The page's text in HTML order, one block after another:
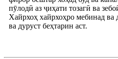
пӯлодӣ аз ҷиҳати тозагӣ ва
Хайрхоҳ хайрхоҳро мебинад
ва дуруст беҳтарин аст.